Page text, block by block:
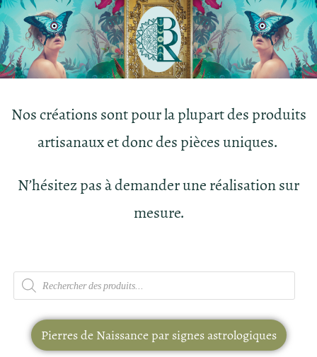
Nos créations sont pour la plupart des produits
artisanaux et donc des pièces uniques.
N’hésitez pas à demander une réalisation sur
mesure.
Pierres de Naissance par signes astrologiques